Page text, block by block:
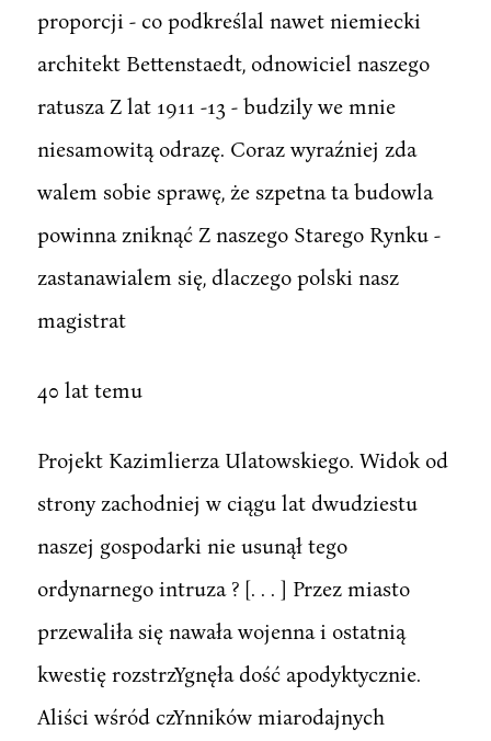
proporcji - co podkreślal nawet niemiecki
architekt Bettenstaedt, odnowiciel naszego
ratusza Z lat 1911 -13 - budzily we mnie
niesamowitą odrazę. Coraz wyraźniej zda
walem sobie sprawę, że szpetna ta budowla
powinna zniknąć Z naszego Starego Rynku -
zastanawialem się, dlaczego polski nasz
magistrat
40 lat temu
Projekt Kazimlierza Ulatowskiego. Widok od
strony zachodniej w ciągu lat dwudziestu
naszej gospodarki nie usunął tego
ordynarnego intruza ? [. . . ] Przez miasto
przewaliła się nawała wojenna i ostatnią
kwestię rozstrzYgnęła dość apodyktycznie.
Aliści wśród czYnników miarodajnych